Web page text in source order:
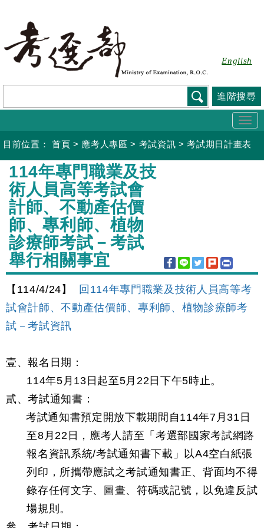
要
容
English
進階搜尋
目前位置： 首頁 > 應考人專區 > 考試資訊 >考試期日計畫表
:::
114年專門職業及技
術人員高等考試會
計師、不動產估價
師、專利師、植物
診療師考試－考試
舉行相關事宜
【114/4/24】
回114年專門職業及技術人員高等考
試會計師、不動產估價師、專利師、植物診療師考
試－考試資訊
壹、報名日期：
114年5月13日起至5月22日下午5時止。
貳、考試通知書：
考試通知書預定開放下載期間自114年7月31日
至8月22日，應考人請至「考選部國家考試網路
報名資訊系統/考試通知書下載」以A4空白紙張
列印，所攜帶應試之考試通知書正、背面均不得
錄存任何文字、圖畫、符碼或記號，以免違反試
場規則。